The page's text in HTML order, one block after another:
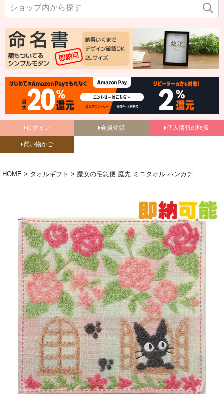
ログイン 会員登録 個人情報の取扱
買い物かご
HOME タオルギフト 魔女の宅急便 庭先 ミニタオル ハンカチ